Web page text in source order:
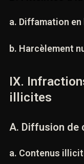
B. Atteintes à
a. Diffamation en
b. Harcèlement
illicites
A. Diffusion de